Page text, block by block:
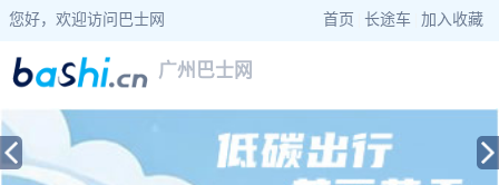
您好，欢迎访问巴士网 首页 长途车 加入收藏
广州巴士网